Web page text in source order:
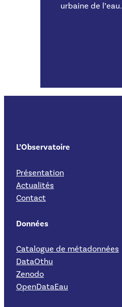
urbaine de l’eau.
L’Observatoire
Présentation
Actualités
Contact
Données
Catalogue de métadonnées
DataOthu
Zenodo
OpenDataEau